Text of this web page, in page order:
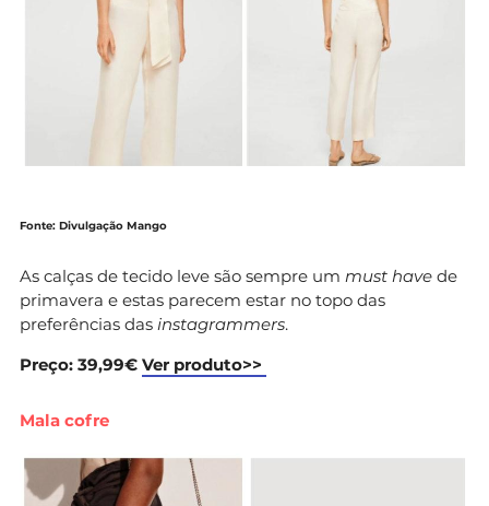
Fonte: Divulgação Mango
As calças de tecido leve são sempre um must have de
primavera e estas parecem estar no topo das
preferências das instagrammers.
Preço: 39,99€ Ver produto>>
Mala cofre